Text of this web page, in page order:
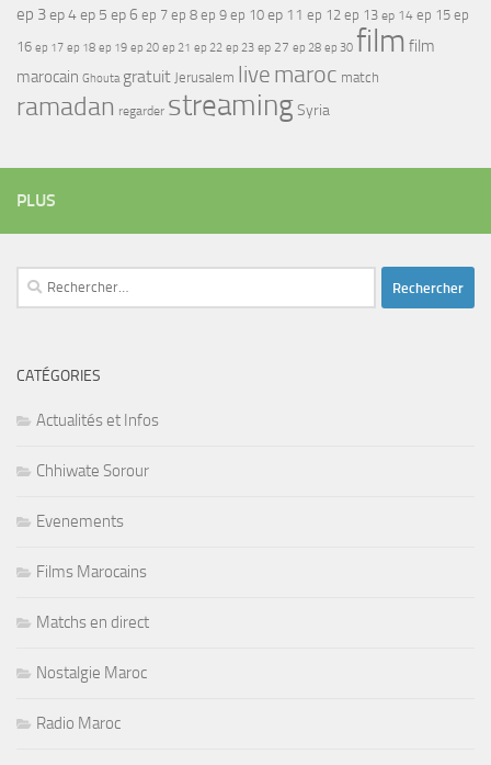
ep 3ep 4ep 5 ep 6 ep 7 ep 8 ep 9 ep 10 ep 11 ep 12 ep 13 ep 14 ep 15 ep
16 ep 17 ep 18 ep 19 ep 20 ep 21 ep 22 ep 23 ep 27 ep 28 ep 30 film film
marocain Ghouta gratuit Jerusalem live maroc match
ramadan regarder streamingSyria
PLUS
Rechercher :
CATÉGORIES
Actualités et Infos
Chhiwate Sorour
Evenements
Films Marocains
Matchs en direct
Nostalgie Maroc
Radio Maroc